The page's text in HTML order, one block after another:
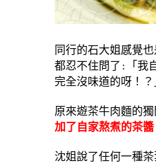
同行的石大姐感覺
都忍不住問了:「我
完全沒味道的呀！？
原來遊茶牛肉麵的
加了自家熬煮的茶醬
沈姐說了任何一種